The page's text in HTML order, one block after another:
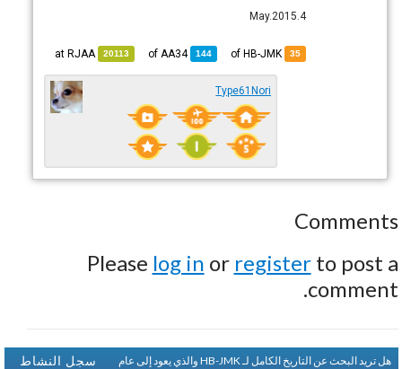
4.May.2015
35
144
of
AA34
20113
RJAA
Type61Nori
Comments
Please log in or registerto post a
comment.
سجل النشاط
هل تريد البحث عن التاريخ الكامل لـ HB-JMK والذي يعود إلى عام